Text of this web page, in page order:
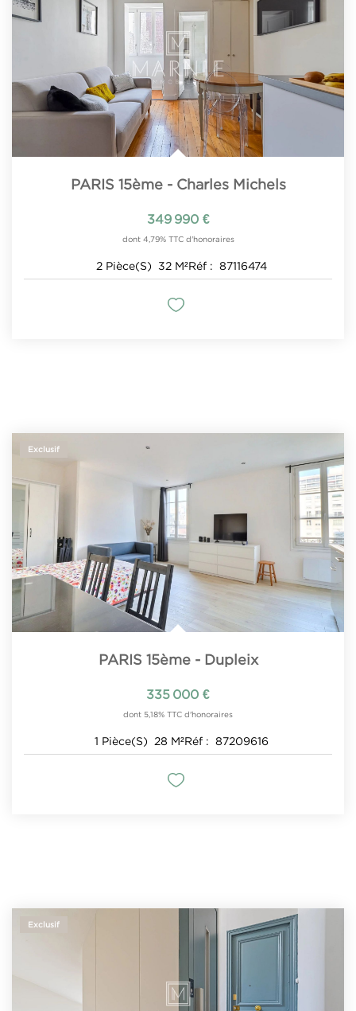
PARIS 15ème - Charles Michels
349 990 €
dont 4,79% TTC d'honoraires
2 Pièce(s) 32 M²Réf : 87116474
Exclusif
PARIS 15ème - Dupleix
335 000 €
dont 5,18% TTC d'honoraires
1 Pièce(s) 28 M²Réf : 87209616
Exclusif